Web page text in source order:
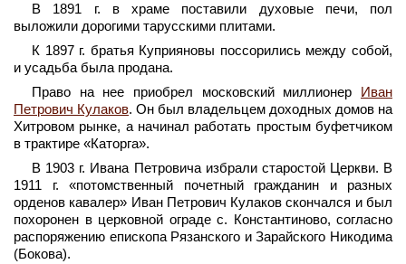
В 1891 г. в храме поставили духовые печи, пол
выложили дорогими тарусскими плитами.
К 1897 г. братья Куприяновы поссорились между собой,
и усадьба была продана.
Право на нее приобрел московский миллионер Иван
Петрович Кулаков. Он был владельцем доходных домов на
Хитровом рынке, а начинал работать простым буфетчиком
в трактире «Каторга».
В 1903 г. Ивана Петровича избрали старостой Церкви. В
1911 г. «потомственный почетный гражданин и разных
орденов кавалер» Иван Петрович Кулаков скончался и был
похоронен в церковной ограде с. Константиново, согласно
распоряжению епископа Рязанского и Зарайского Никодима
(Бокова).